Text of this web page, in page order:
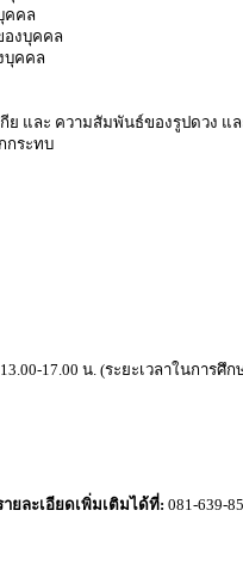
คคล
องบุคคล
บุคคล
กีย และ ความสัมพันธ์ของรูปดวง แ
กระทบ
17.00 น. (ระยะเวลาในกา
ยละเอียดเพิ่มเติมได้ที่: 081-639-